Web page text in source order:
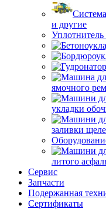
и другие
ямочного
укладки
заливки
литого
Сервис
Запчасти
Подержанная
Сертификаты